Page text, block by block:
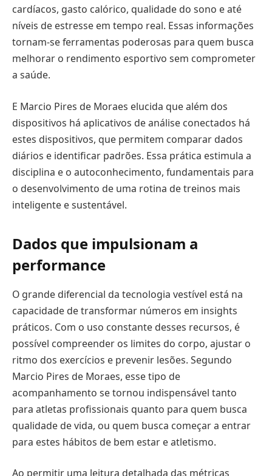
cardíacos, gasto calórico, qualidade do sono e até
níveis de estresse em tempo real. Essas informações
tornam-se ferramentas poderosas para quem busca
melhorar o rendimento esportivo sem comprometer
a saúde.
E Marcio Pires de Moraes elucida que além dos
dispositivos há aplicativos de análise conectados há
estes dispositivos, que permitem comparar dados
diários e identificar padrões. Essa prática estimula a
disciplina e o autoconhecimento, fundamentais para
o desenvolvimento de uma rotina de treinos mais
inteligente e sustentável.
Dados que impulsionam a
performance
O grande diferencial da tecnologia vestível está na
capacidade de transformar números em insights
práticos. Com o uso constante desses recursos, é
possível compreender os limites do corpo, ajustar o
ritmo dos exercícios e prevenir lesões. Segundo
Marcio Pires de Moraes, esse tipo de
acompanhamento se tornou indispensável tanto
para atletas profissionais quanto para quem busca
qualidade de vida, ou quem busca começar a entrar
para estes hábitos de bem estar e atletismo.
Ao permitir uma leitura detalhada das métricas